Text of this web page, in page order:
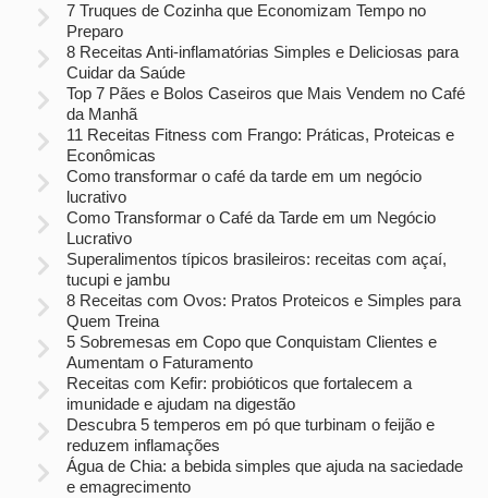
7 Truques de Cozinha que Economizam Tempo no
Preparo
8 Receitas Anti-inflamatórias Simples e Deliciosas para
Cuidar da Saúde
Top 7 Pães e Bolos Caseiros que Mais Vendem no Café
da Manhã
11 Receitas Fitness com Frango: Práticas, Proteicas e
Econômicas
Como transformar o café da tarde em um negócio
lucrativo
Como Transformar o Café da Tarde em um Negócio
Lucrativo
Superalimentos típicos brasileiros: receitas com açaí,
tucupi e jambu
8 Receitas com Ovos: Pratos Proteicos e Simples para
Quem Treina
5 Sobremesas em Copo que Conquistam Clientes e
Aumentam o Faturamento
Receitas com Kefir: probióticos que fortalecem a
imunidade e ajudam na digestão
Descubra 5 temperos em pó que turbinam o feijão e
reduzem inflamações
Água de Chia: a bebida simples que ajuda na saciedade
e emagrecimento